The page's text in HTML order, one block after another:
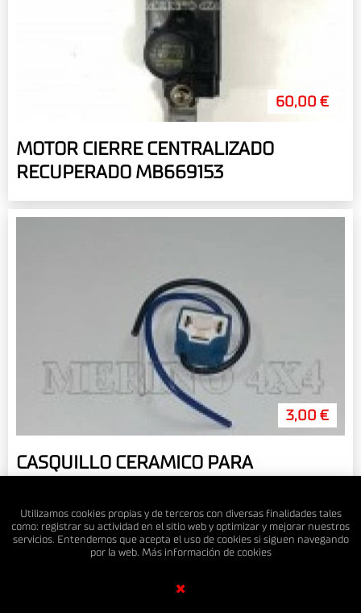
60,00 €
MOTOR CIERRE CENTRALIZADO
RECUPERADO MB669153
3,00 €
CASQUILLO CERAMICO PARA
Utilizamos cookies propias y de terceros con diversas finalidades tales
como: registrar su actividad en el sitio web y optimizar y mejorar nuestros
servicios. Entendemos que acepta el uso de cookies si siguen navegando
por la web. Más información de cookies